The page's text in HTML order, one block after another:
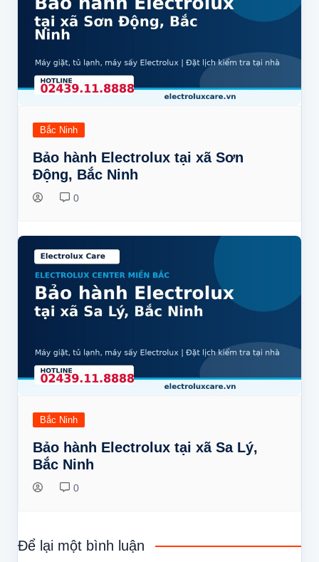
Bắc Ninh
Bảo hành Electrolux tại xã Sơn
Động, Bắc Ninh
0
Bắc Ninh
Bảo hành Electrolux tại xã Sa Lý,
Bắc Ninh
0
Để lại một bình luận